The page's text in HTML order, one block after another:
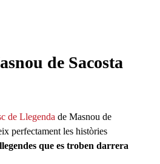
de Sacosta
de Llegenda de Masnou de
perfectament les històries
llegendes que es troben darrera